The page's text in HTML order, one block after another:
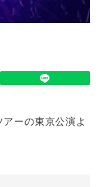
ーの東京公演よ